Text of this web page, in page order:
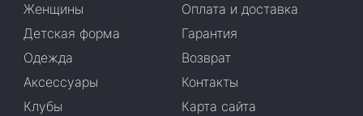
Женщины
Детская форма
Одежда
Аксессуары
Клубы
Оплата и доставка
Гарантия
Возврат
Контакты
Карта сайта